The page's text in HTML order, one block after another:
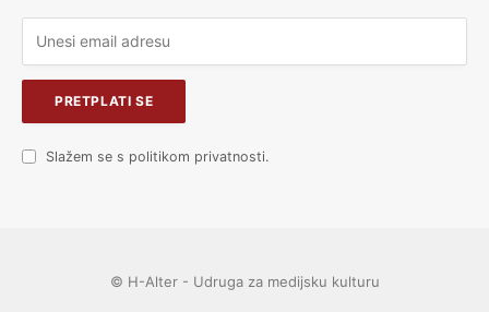
Slažem se s politikom privatnosti.
© H-Alter - Udruga za medijsku kulturu